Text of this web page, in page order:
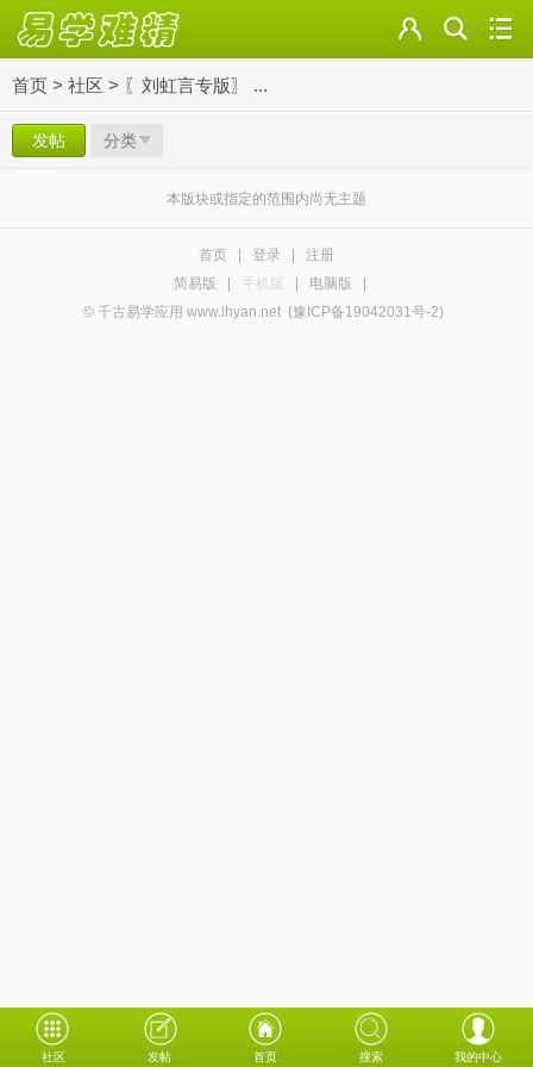
首页 > 社区 > 〖刘虹言专版〗 ...
发帖 分类
本版块或指定的范围内尚无主题
首页 登录
注册
简易版
手机版 电脑版
© 千古易学应用 www.lhyan.net (豫ICP备19042031号-2)
社区 发帖 首页 搜索 我的中心